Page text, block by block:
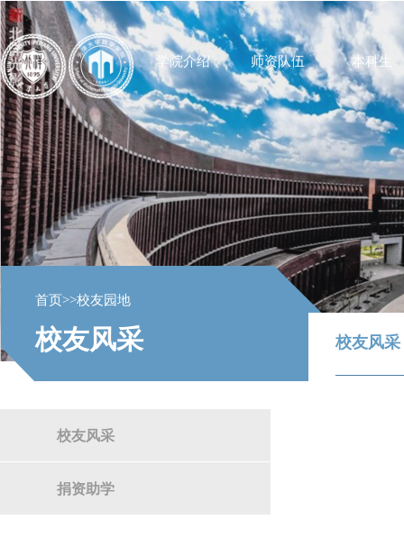
学院介绍 师资队伍 本科生
首页>>校友园地
校友风采
校友风采
捐资助学
校友风采